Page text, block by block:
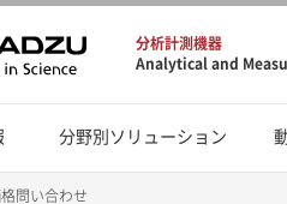
分析計測機器
Analytical and
分野別ソリューション
問い合わせ